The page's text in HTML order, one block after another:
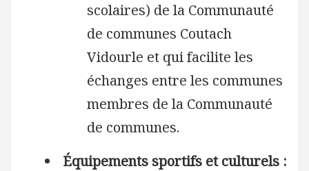
scolaires) de la Communauté
de communes Coutach
Vidourle et qui facilite les
échanges entre les communes
membres de la Communauté
de communes.
Équipements sportifs et culturels :